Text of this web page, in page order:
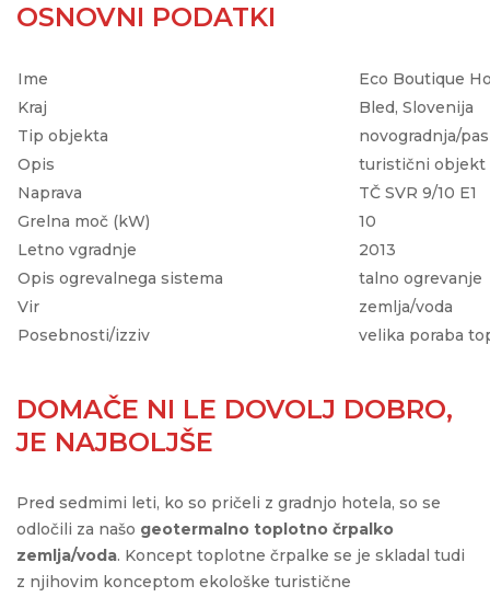
OSNOVNI PODATKI
Ime
Eco Boutique
Kraj
Bled, Slovenija
Tip objekta
novogradnja/
Opis
turistični objekt
Naprava
TČ SVR 9/10 E1
Grelna moč (kW)
10
Letno vgradnje
2013
Opis ogrevalnega sistema
talno ogrevanje
Vir
zemlja/voda
Posebnosti/izziv
velika poraba
DOMAČE NI LE DOVOLJ DOBRO,
JE NAJBOLJŠE
Pred sedmimi leti, ko so pričeli z gradnjo hotela, so se
odločili za našo geotermalno toplotno črpalko
zemlja/voda. Koncept toplotne črpalke se je skladal tudi
z njihovim konceptom ekološke turistične